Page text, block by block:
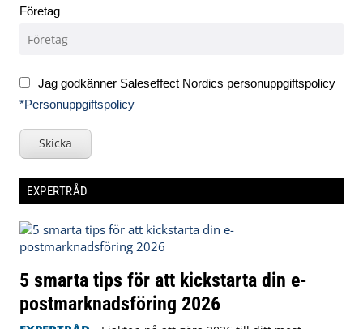
Företag
Jag godkänner Saleseffect Nordics personuppgiftspolicy
*Personuppgiftspolicy
Skicka
EXPERTRÅD
5 smarta tips för att kickstarta din e-
postmarknadsföring 2026